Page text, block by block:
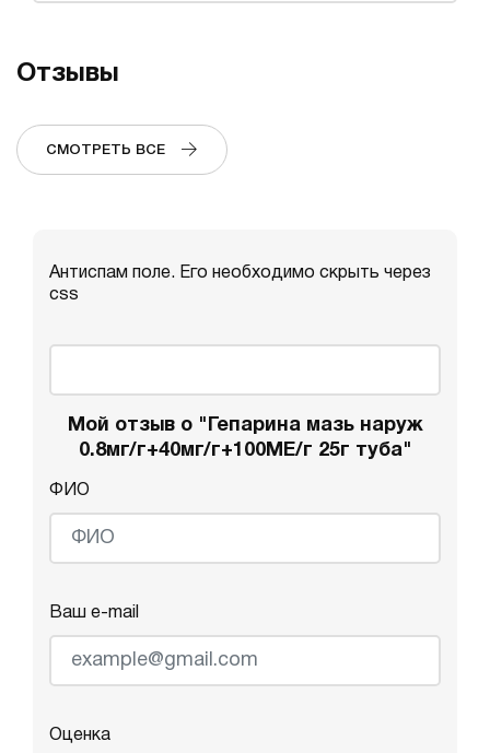
Отзывы
СМОТРЕТЬ ВСЕ
Антиспам поле. Его необходимо скрыть через
css
Мой отзыв о "Гепарина мазь наруж
0.8мг/г+40мг/г+100МЕ/г 25г туба"
ФИО
Ваш e-mail
Оценка